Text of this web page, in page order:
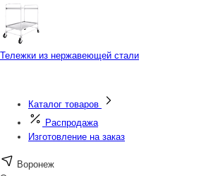
Тележки из нержавеющей стали
Каталог товаров
Распродажа
Изготовление на заказ
Воронеж